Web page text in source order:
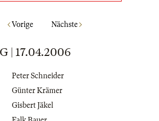
Vorige Nächste
| 17.04.2006
Peter Schneider
Günter Krämer
Gisbert Jäkel